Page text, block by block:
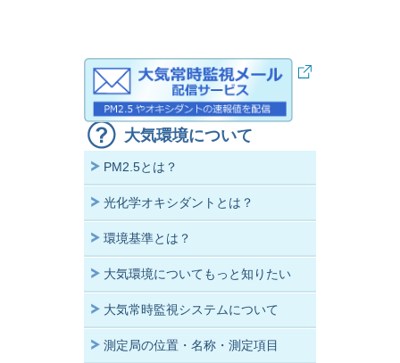
大気環境について
PM2.5とは？
光化学オキシダントとは？
環境基準とは？
大気環境についてもっと知りたい
大気常時監視システムについて
測定局の位置・名称・測定項目